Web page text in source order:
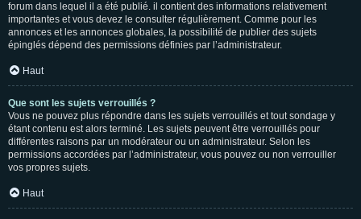
forum dans lequel il a été publié. il contient des informations relativement
importantes et vous devez le consulter régulièrement. Comme pour les
annonces et les annonces globales, la possibilité de publier des sujets
épinglés dépend des permissions définies par l’administrateur.
Haut
Que sont les sujets verrouillés ?
Vous ne pouvez plus répondre dans les sujets verrouillés et tout sondage y
étant contenu est alors terminé. Les sujets peuvent être verrouillés pour
différentes raisons par un modérateur ou un administrateur. Selon les
permissions accordées par l’administrateur, vous pouvez ou non verrouiller
vos propres sujets.
Haut